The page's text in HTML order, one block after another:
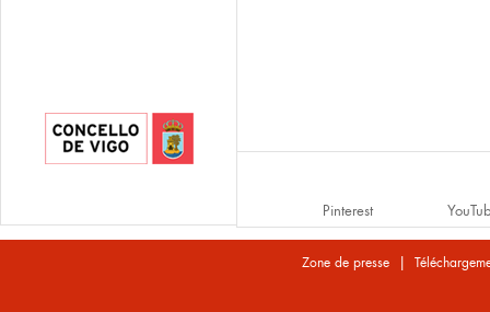
Pinterest
Zone de presse |